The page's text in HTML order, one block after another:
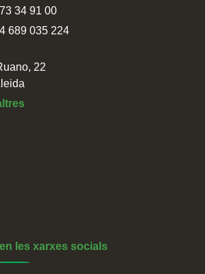
34 91 00
689 035 224
22
les xarxes socials